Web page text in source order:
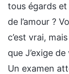
tous égards
de l’amour ?
c’est vrai,
que J’exige
Un examen